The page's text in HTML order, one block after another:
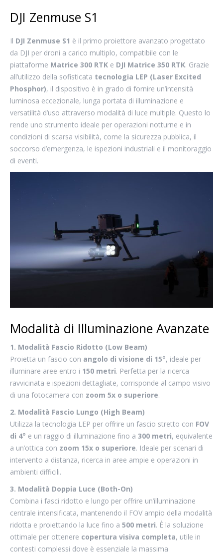
DJI Zenmuse S1
Il DJI Zenmuse S1 è il primo proiettore avanzato progettato
da DJI per droni a carico multiplo, compatibile con le
piattaforme Matrice 300 RTK e DJI Matrice 350 RTK. Grazie
all’utilizzo della sofisticata tecnologia LEP (Laser Excited
Phosphor), il dispositivo è in grado di fornire un’intensità
luminosa eccezionale, lunga portata di illuminazione e
versatilità d’uso attraverso modalità di luce multiple. Questo lo
rende uno strumento ideale per operazioni notturne e in
condizioni di scarsa visibilità, come la sicurezza pubblica, il
soccorso d’emergenza, le ispezioni industriali e il monitoraggio
di eventi.
Modalità di Illuminazione Avanzate
1. Modalità Fascio Ridotto (Low Beam)
Proietta un fascio con angolo di visione di 15°, ideale per
illuminare aree entro i 150 metri. Perfetta per la ricerca
ravvicinata e ispezioni dettagliate, corrisponde al campo visivo
di una fotocamera con zoom 5x o superiore.
2. Modalità Fascio Lungo (High Beam)
Utilizza la tecnologia LEP per offrire un fascio stretto con FOV
di 4° e un raggio di illuminazione fino a 300 metri, equivalente
a un’ottica con zoom 15x o superiore. Ideale per scenari di
intervento a distanza, ricerca in aree ampie e operazioni in
ambienti difficili.
3. Modalità Doppia Luce (Both-On)
Combina i fasci ridotto e lungo per offrire un’illuminazione
centrale intensificata, mantenendo il FOV ampio della modalità
ridotta e proiettando la luce fino a 500 metri. È la soluzione
ottimale per ottenere copertura visiva completa, utile in
contesti complessi dove è essenziale la massima